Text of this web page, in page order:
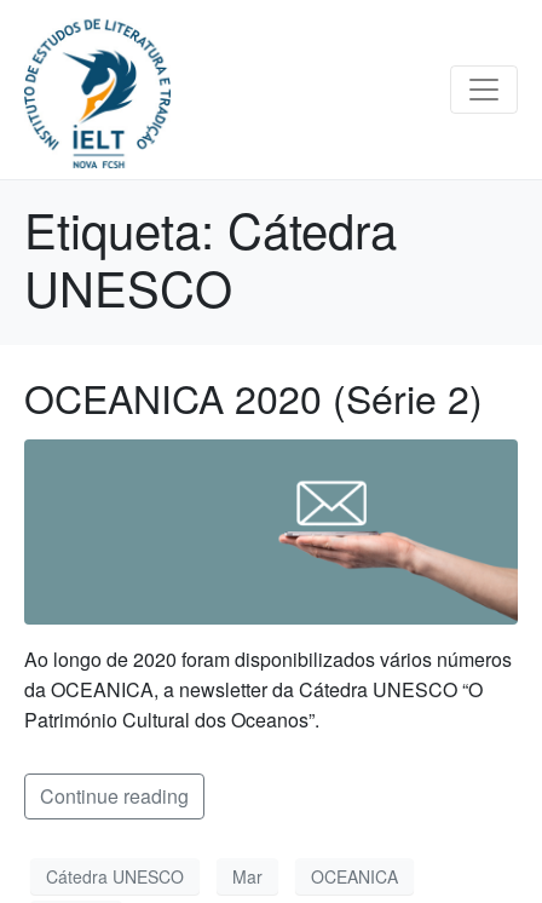
Etiqueta: Cátedra
UNESCO
OCEANICA 2020 (Série 2)
Ao longo de 2020 foram disponibilizados vários números
da OCEANICA, a newsletter da Cátedra UNESCO “O
Património Cultural dos Oceanos”.
Continue reading
Cátedra UNESCO Mar
OCEANICA